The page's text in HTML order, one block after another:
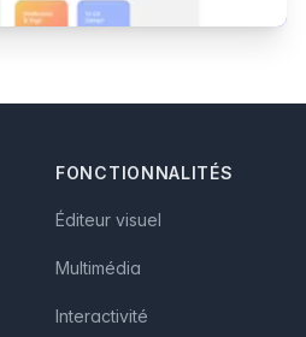
FONCTIONNALITÉS
Éditeur visuel
Multimédia
Interactivité